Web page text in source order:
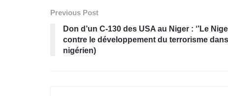
Previous Post
Don d’un C-130 des USA au Niger : ‘’Le
contre le développement du terrorisme dans
nigérien)